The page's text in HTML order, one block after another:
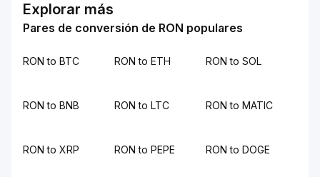
Explorar más
Pares de conversión de RON populares
RON to BTC RON to ETH RON to SOL
RON to BNB RON to LTC RON to MATIC
RON to XRP RON to PEPE RON to DOGE